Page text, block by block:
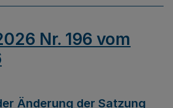
Nr. 196 vom
Änderung der Satzung